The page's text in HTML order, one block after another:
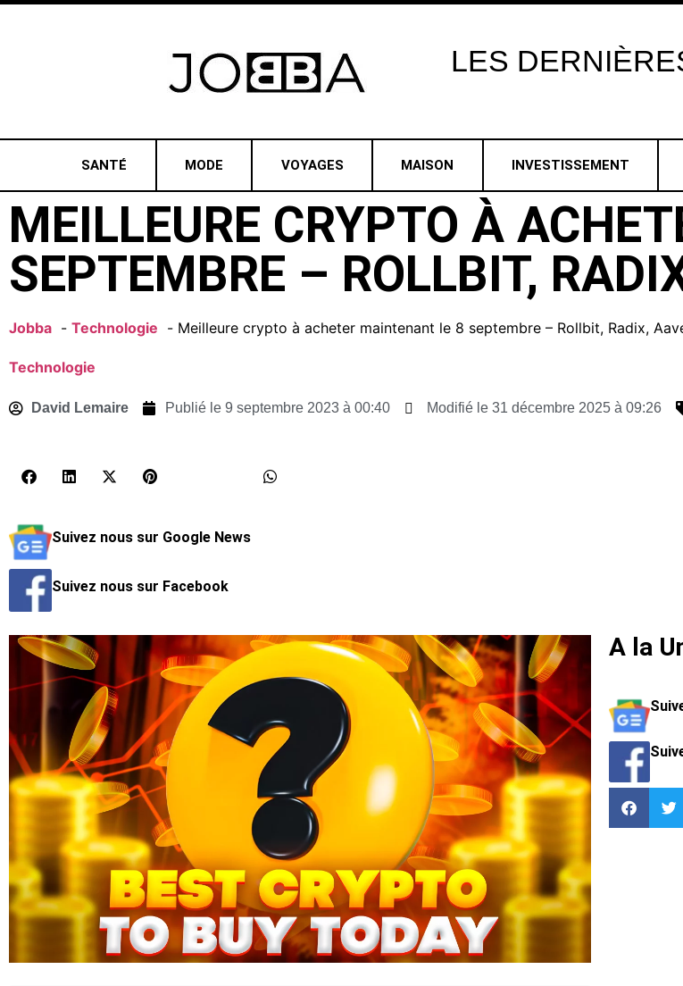
LES
SANTÉ MODE VOYAGES MAISON INVESTISSEMENT
MEILLEURE CRYPTO À
SEPTEMBRE – ROLLBIT,
Jobba Technologie Meilleure crypto à acheter maintenant le 8 septembre – Rollbit, Radix,
Technologie
David Lemaire Publié le 9 septembre 2023 à 00:40 Modifié le 31 décembre 2025 à 09:26
Suivez nous sur Google News
Suivez nous sur Facebook
A la